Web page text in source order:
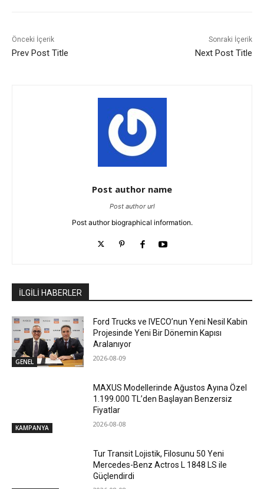
Önceki İçerik
Prev Post Title
Sonraki İçerik
Next Post Title
Post author name
Post author url
Post author biographical information.
İLGİLİ HABERLER
GENEL
Ford Trucks ve IVECO’nun Yeni Nesil Kabin
Projesinde Yeni Bir Dönemin Kapısı
Aralanıyor
2026-08-09
KAMPANYA
MAXUS Modellerinde Ağustos Ayına Özel
1.199.000 TL’den Başlayan Benzersiz
Fiyatlar
2026-08-08
Tur Transit Lojistik, Filosunu 50 Yeni
Mercedes-Benz Actros L 1848 LS ile
Güçlendirdi